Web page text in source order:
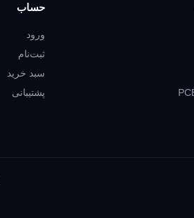
حساب
ورود
ثبت‌نام
سبد خرید
پشتیبانی